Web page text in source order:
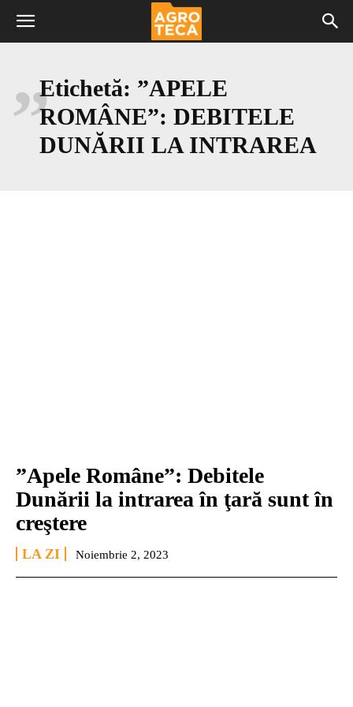
Etichetă: ”APELE
ROMÂNE”: DEBITELE
DUNĂRII LA INTRAREA
”
”Apele Române”: Debitele
Dunării la intrarea în ţară sunt în
creştere
LA ZI Noiembrie 2, 2023